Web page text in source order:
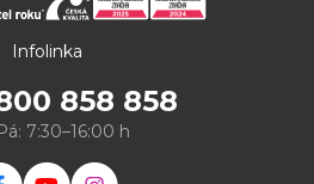
Infolinka
858 858
7:30–16:00 h